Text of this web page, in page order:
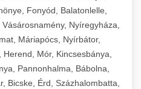
Fonyód, Balatonlelle,
Nyíregyháza,
Máriapócs, Nyírbátor,
Mór, Kincsesbánya,
Pannonhalma, Bábolna,
Bicske, Érd, Százhalombatta,